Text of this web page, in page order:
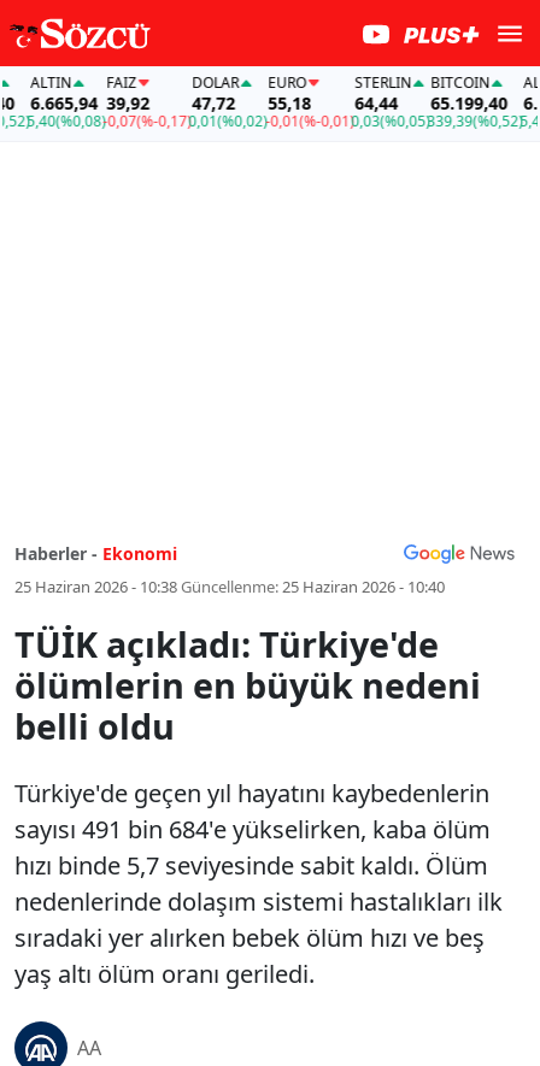
ALTIN
6.665,94
5,40(%0,08)
FAİZ
39,92
-0,07(%-0,17)
DOLAR
47,72
0,01(%0,02)
EURO
55,18
-0,01(%-0,01)
STERLIN
64,44
0,03(%0,05)
BITCOIN
65.199,40
339,39(%0,52)5,40
Haberler - Ekonomi
25 Haziran 2026 - 10:38Güncellenme:25 Haziran 2026 - 10:40
TÜİK açıkladı: Türkiye'de
ölümlerin en büyük nedeni
belli oldu
Türkiye'de geçen yıl hayatını kaybedenlerin
sayısı 491 bin 684'e yükselirken, kaba ölüm
hızı binde 5,7 seviyesinde sabit kaldı. Ölüm
nedenlerinde dolaşım sistemi hastalıkları ilk
sıradaki yer alırken bebek ölüm hızı ve beş
yaş altı ölüm oranı geriledi.
AA